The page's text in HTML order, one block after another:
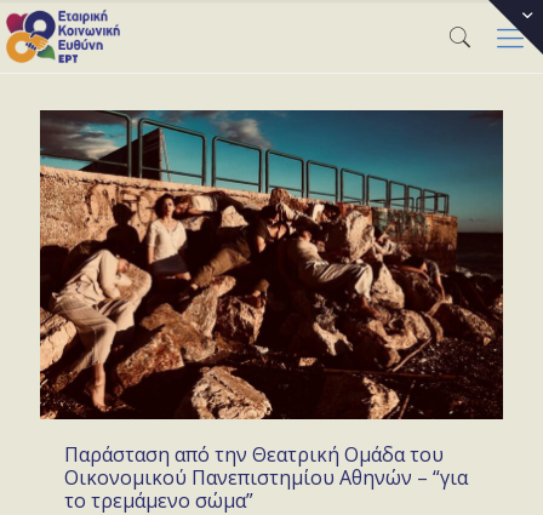
Παράσταση από την Θεατρική Ομάδα του
Οικονομικού Πανεπιστημίου Αθηνών – “για
το τρεμάμενο σώμα”